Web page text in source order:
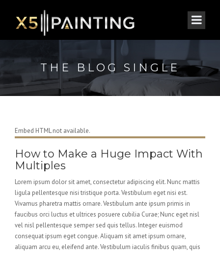
THE BLOG SINGLE
Embed HTML not available.
How to Make a Huge Impact With
Multiples
Lorem ipsum dolor sit amet, consectetur adipiscing elit. Nunc mattis
ligula pellentesque nisi tristique porta. Vestibulum eget nisi est.
Vivamus pharetra mattis ornare. Vestibulum ante ipsum primis in
faucibus orci luctus et ultrices posuere cubilia Curae; Nunc eget nisl
vel nisl pellentesque semper sed quis tellus. Integer euismod
consequat ipsum eget congue. Aliquam sit amet ipsum ornare,
aliquam arcu eu, eleifend ante. Vestibulum iaculis finibus quam, quis